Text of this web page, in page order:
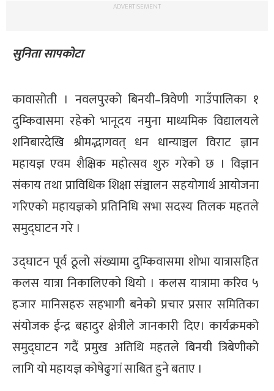
ADVERTISEMENT
सुनिता सापकोटा
कावासोती । नवलपुरको बिनयी–त्रिवेणी गाउँपालिका १
दुम्किवासमा रहेको भानूदय नमुना माध्यमिक विद्यालयले
शनिबारदेखि श्रीमद्भागवत् धन धान्याञ्चल विराट ज्ञान
महायज्ञ एवम शैक्षिक महोत्सव शुरु गरेको छ । विज्ञान
संकाय तथा प्राविधिक शिक्षा संञ्चालन सहयोगार्थ आयोजना
गरिएको महायज्ञको प्रतिनिधि सभा सदस्य तिलक महतले
समुद्घाटन गरे ।
उद्घाटन पूर्व ठूलो संख्यामा दुम्किवासमा शोभा यात्रासहित
कलस यात्रा निकालिएको थियो । कलस यात्रामा करिव ५
हजार मानिसहरु सहभागी बनेको प्रचार प्रसार समितिका
संयोजक ईन्द्र बहादुर क्षेत्रीले जानकारी दिए। कार्यक्रमको
समुद्घाटन गदैं प्रमुख अतिथि महतले बिनयी त्रिबेणीको
लागि यो महायज्ञ कोषेढुगां साबित हुने बताए ।